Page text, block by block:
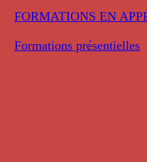
FORMATIONS EN
Formations présentielles